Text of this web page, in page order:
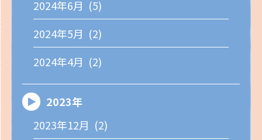
2024年6月 (5)
2024年5月 (2)
2024年4月 (2)
2023年
2023年12月 (2)